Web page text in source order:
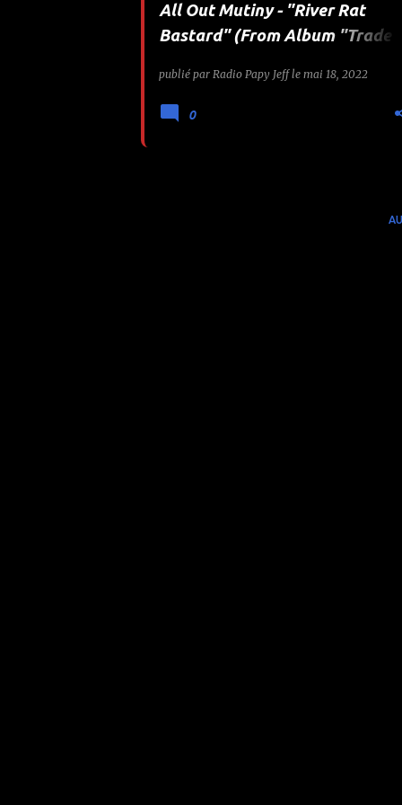
All Out Mutiny - "River Rat
Bastard" (From Album "Trade
publié par Radio Papy Jeff le mai 18, 2022
0